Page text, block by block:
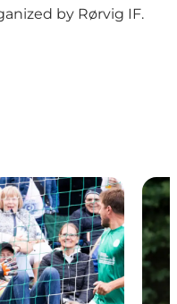
by Rørvig IF.